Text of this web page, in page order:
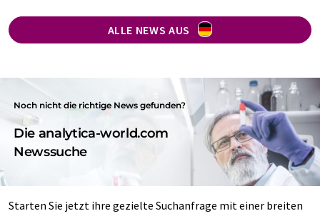
ALLE NEWS AUS
Noch nicht die richtige News gefunden?
Die analytica-world.com
Newssuche
Starten Sie jetzt ihre gezielte Suchanfrage mit einer breiten